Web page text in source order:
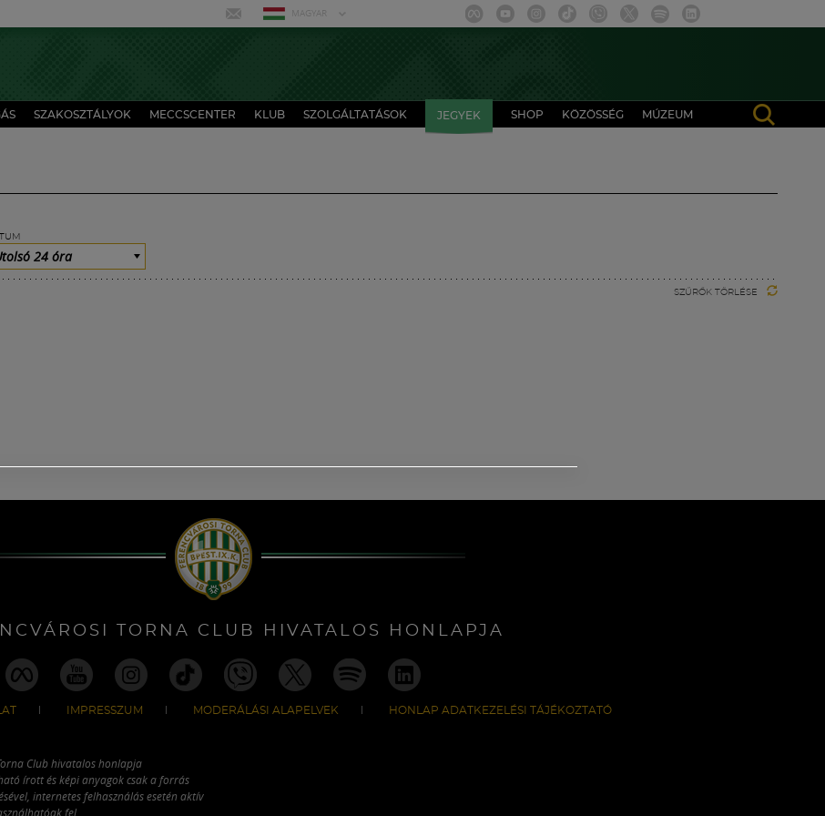
MAGYAR
SZAKOSZTÁLYOK MECCSCENTER KLUB SZOLGÁLTATÁSOK JEGYEK SHOP KÖZÖSSÉG MÚZEUM
24 óra
SZŰRŐK TÖRLÉSE
TORNA CLUB HIVATALOS HONLAPJA
IMPRESSZUM MODERÁLÁSI ALAPELVEK HONLAP ADATKEZELÉSI TÁJÉKOZTATÓ
Club hivatalos honlapja
írott és képi anyagok csak a forrás
internetes felhasználás esetén aktív
fel.